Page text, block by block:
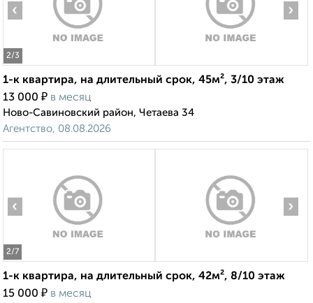
2/3
‹ ›
1-к квартира, на длительный срок, 45м², 3/10 этаж
13 000 ₽ в месяц
Ново-Савиновский район, Четаева 34
Агентство, 08.08.2026
2/7
‹ ›
1-к квартира, на длительный срок, 42м², 8/10 этаж
15 000 ₽ в месяц